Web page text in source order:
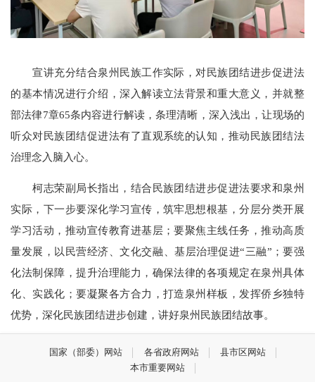
宣讲充分结合泉州民族工作实际，对民族团结进步促进法
的基本情况进行介绍，深入解读立法背景和重大意义，并就整
部法律7章65条内容进行解读，条理清晰，深入浅出，让现场的
听众对民族团结促进法有了直观系统的认知，推动民族团结法
治理念入脑入心。
柯志荣副局长指出，结合民族团结进步促进法要求和泉州
实际，下一步要深化学习宣传，筑牢思想根基，分层分类开展
学习活动，推动宣传教育进基层；要聚焦主线任务，推动高质
量发展，以民营经济、文化交融、基层治理促进“三融”；要强
化法制保障，提升治理能力，确保法律的各项规定在泉州具体
化、实践化；要凝聚各方合力，打造泉州样板，发挥侨乡独特
优势，深化民族团结进步创建，讲好泉州民族团结故事。
国家（部委）网站 各省政府网站
县市区网站
本市重要网站